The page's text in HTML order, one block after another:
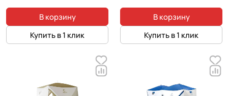
В корзину
Купить в 1 клик
В корзину
Купить в 1 клик